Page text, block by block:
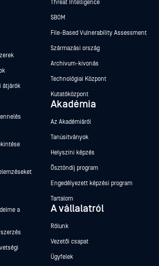
átjárók
a
Threat Intelligence
SBOM
File-Based Vulnerability Assessment
Származási ország
Archívum-kivonás
Technológiai Központ
Kutatóközpont
Akadémia
Az Akadémiáról
Tanúsítványok
Helyszíni képzés
Ösztöndíj program
Engedélyezett képzési program
Tartalom
A vállalatról
Rólunk
Vezetői csapat
Ügyfelek